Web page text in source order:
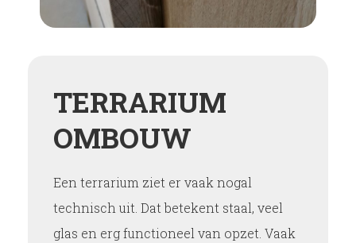
TERRARIUM
OMBOUW
Een terrarium ziet er vaak nogal
technisch uit. Dat betekent staal, veel
glas en erg functioneel van opzet. Vaak